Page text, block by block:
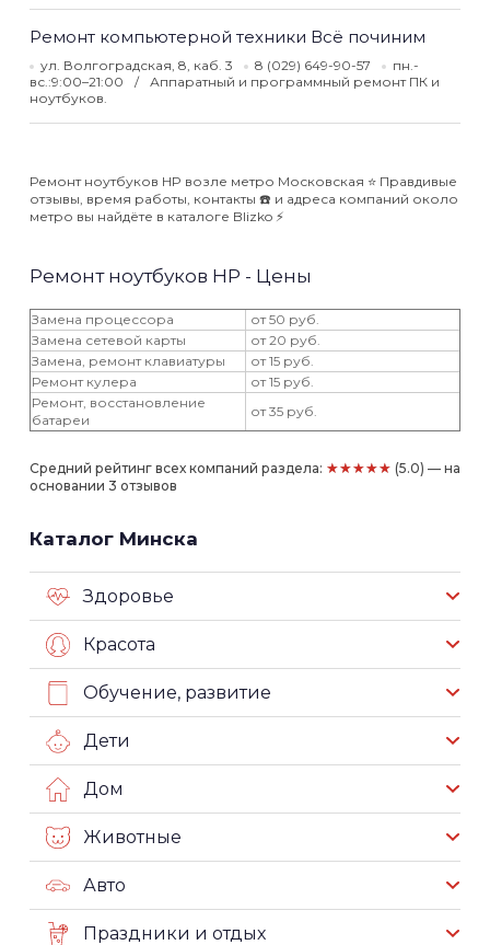
Ремонт компьютерной техники Всё починим
ул. Волгоградская, 8, каб. 3 8 (029) 649-90-57
пн.-
вс.:9:00–21:00
Аппаратный и программный ремонт ПК и
ноутбуков.
Ремонт ноутбуков HP возле метро Московская ⭐️ Правдивые
отзывы, время работы, контакты ☎️ и адреса компаний около
метро вы найдёте в каталоге Blizko ⚡️
Ремонт ноутбуков HP - Цены
Замена процессора
от 50 руб.
Замена сетевой карты
от 20 руб.
Замена, ремонт клавиатуры
от 15 руб.
Ремонт кулера
от 15 руб.
Ремонт, восстановление
батареи
от 35 руб.
Средний рейтинг всех компаний раздела: ★★★★★ (5.0) — на
основании 3 отзывов
Каталог Минска
Здоровье
Красота
Обучение, развитие
Дети
Дом
Животные
Авто
Праздники и отдых